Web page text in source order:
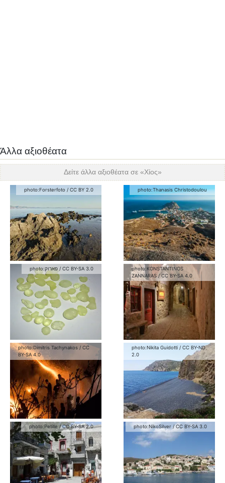
Άλλα αξιοθέατα
Δείτε άλλα αξιοθέατα σε «Χίος»
photo:Forsterfoto / CC BY 2.0 photo:Thanasis Christodoulou
photo:פארוק / CC BY-SA 3.0 photo:KONSTANTINOS
ZANNARAS /CC BY-SA 4.0
photo:Dimitris Tachynakos / CC
BY-SA 4.0
photo:Nikita Guidotti / CC BY-ND
2.0
photo:Petille /CC BY-SA 2.0 photo:NikoSilver /CC BY-SA 3.0